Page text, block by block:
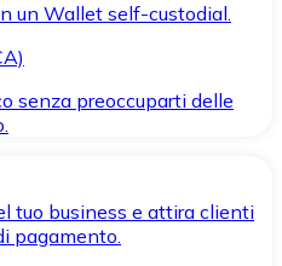
un Wallet self-custodial.
senza preoccuparti delle
tuo business e attira clienti
pagamento.